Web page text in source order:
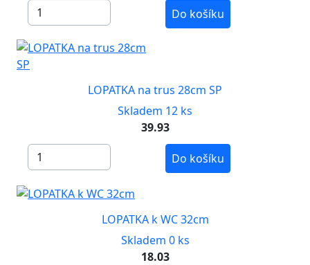
Do košíku
LOPATKA na trus 28cm SP
Skladem 12 ks
39.93
Do košíku
LOPATKA k WC 32cm
Skladem 0 ks
18.03